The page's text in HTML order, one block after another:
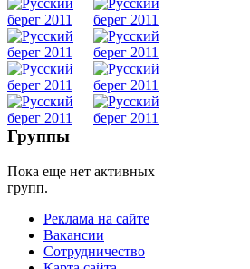
Группы
Пока еще нет активных
групп.
Реклама на сайте
Вакансии
Сотрудничество